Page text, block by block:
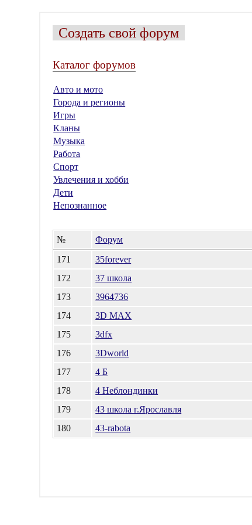
Создать свой форум
Каталог форумов
Авто и мото
Города и регионы
Игры
Кланы
Музыка
Работа
Спорт
Увлечения и хобби
Дети
Непознанное
№ Форум
171
35forever
172
37 школа
173
3964736
174
3D MAX
175
3dfx
176
3Dworld
177
4 Б
178
4 Неблондинки
179
43 школа г.Ярославля
180
43-rabota